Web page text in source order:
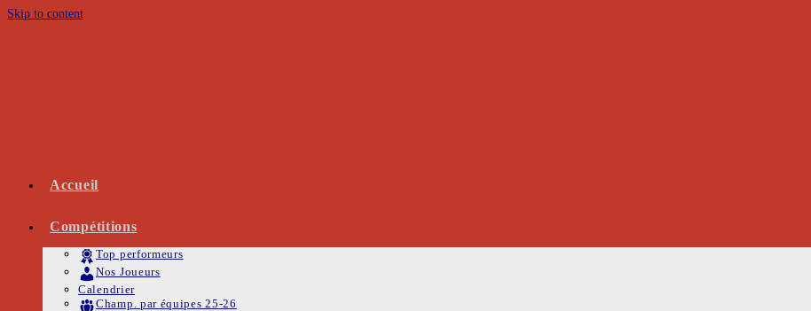
Skip to content
Accueil
Compétitions
Top performeurs
Nos Joueurs
Calendrier
Champ. par équipes 25-26